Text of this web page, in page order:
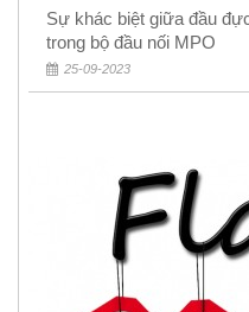
Sự khác biệt giữa đầu
trong bộ đầu nối MPO
25-09-2023